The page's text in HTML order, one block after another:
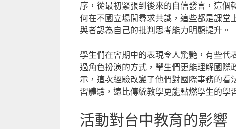
序，從最初緊張到後來的自信發言，這個
何在不國立場間尋求共識，這些都是課堂
與者認為自己的批判思考能力明顯提升。
學生們在會期中的表現令人驚艷，有些代
過角色扮演的方式，學生們更能理解國際
示，這次經驗改變了他們對國際事務的看
習體驗，遠比傳統教學更能點燃學生的學
活動對台中教育的影響